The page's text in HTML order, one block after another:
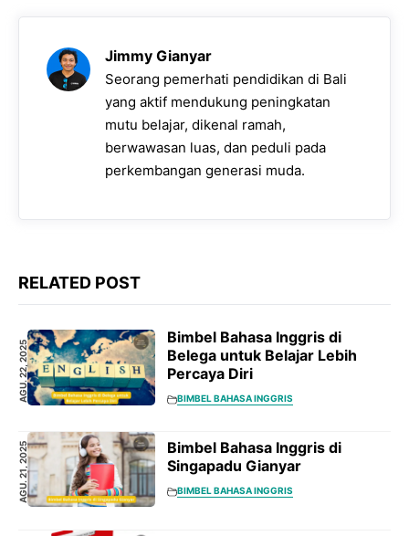
Jimmy Gianyar
Seorang pemerhati pendidikan di Bali
yang aktif mendukung peningkatan
mutu belajar, dikenal ramah,
berwawasan luas, dan peduli pada
perkembangan generasi muda.
RELATED POST
AGU. 22, 2025
Bimbel Bahasa Inggris di
Belega untuk Belajar Lebih
Percaya Diri
BIMBEL BAHASA INGGRIS
AGU. 21, 2025
Bimbel Bahasa Inggris di
Singapadu Gianyar
BIMBEL BAHASA INGGRIS